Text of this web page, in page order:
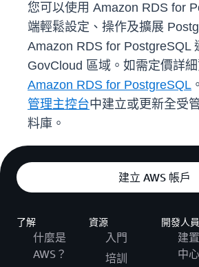
您可以使用 Amazon RDS for
端輕鬆設定、操作及擴展
Amazon RDS for PostgreSQL
GovCloud 區域。如需定價詳
Amazon RDS for PostgreSQL
管理主控台中建立或更新全受
料庫。
建立 AWS 帳戶
了解
什麼是
AWS？
資源
入門
培訓
開發人員
建
中心